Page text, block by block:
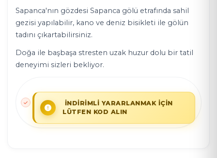
Sapanca'nın gözdesi Sapanca gölü etrafında sahil
gezisi yapılabilir, kano ve deniz bisikleti ile gölün
tadını çıkartabilirsiniz.
Doğa ile başbaşa stresten uzak huzur dolu bir tatil
deneyimi sizleri bekliyor.
İNDİRİMLİ YARARLANMAK İÇİN
LÜTFEN KOD ALIN